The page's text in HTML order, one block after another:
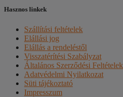
Hasznos linkek
Szállítási feltételek
Elállási jog
Elállás a rendeléstől
Visszatérítési Szabályzat
Általános Szerződési Feltételek
Adatvédelmi Nyilatkozat
Süti tájékoztató
Impresszum